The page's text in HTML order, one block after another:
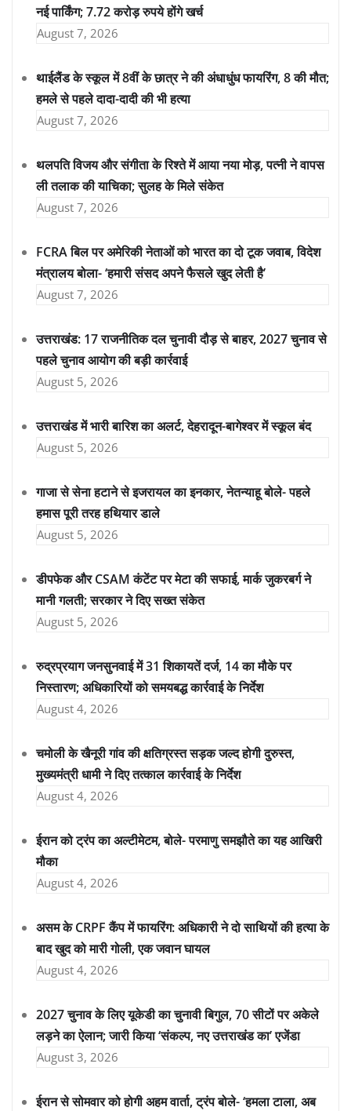
नई पार्किंग; 7.72 करोड़ रुपये होंगे खर्च
August 7, 2026
थाईलैंड के स्कूल में 8वीं के छात्र ने की अंधाधुंध फायरिंग, 8 की मौत;
हमले से पहले दादा-दादी की भी हत्या
August 7, 2026
थलपति विजय और संगीता के रिश्ते में आया नया मोड़, पत्नी ने वापस
ली तलाक की याचिका; सुलह के मिले संकेत
August 7, 2026
FCRA बिल पर अमेरिकी नेताओं को भारत का दो टूक जवाब, विदेश
मंत्रालय बोला- ‘हमारी संसद अपने फैसले खुद लेती है’
August 7, 2026
उत्तराखंड: 17 राजनीतिक दल चुनावी दौड़ से बाहर, 2027 चुनाव से
पहले चुनाव आयोग की बड़ी कार्रवाई
August 5, 2026
उत्तराखंड में भारी बारिश का अलर्ट, देहरादून-बागेश्वर में स्कूल बंद
August 5, 2026
गाजा से सेना हटाने से इजरायल का इनकार, नेतन्याहू बोले- पहले
हमास पूरी तरह हथियार डाले
August 5, 2026
डीपफेक और CSAM कंटेंट पर मेटा की सफाई, मार्क जुकरबर्ग ने
मानी गलती; सरकार ने दिए सख्त संकेत
August 5, 2026
रुद्रप्रयाग जनसुनवाई में 31 शिकायतें दर्ज, 14 का मौके पर
निस्तारण; अधिकारियों को समयबद्ध कार्रवाई के निर्देश
August 4, 2026
चमोली के खैनूरी गांव की क्षतिग्रस्त सड़क जल्द होगी दुरुस्त,
मुख्यमंत्री धामी ने दिए तत्काल कार्रवाई के निर्देश
August 4, 2026
ईरान को ट्रंप का अल्टीमेटम, बोले- परमाणु समझौते का यह आखिरी
मौका
August 4, 2026
असम के CRPF कैंप में फायरिंग: अधिकारी ने दो साथियों की हत्या के
बाद खुद को मारी गोली, एक जवान घायल
August 4, 2026
2027 चुनाव के लिए यूकेडी का चुनावी बिगुल, 70 सीटों पर अकेले
लड़ने का ऐलान; जारी किया ‘संकल्प, नए उत्तराखंड का’ एजेंडा
August 3, 2026
ईरान से सोमवार को होगी अहम वार्ता, ट्रंप बोले- ‘हमला टाला, अब